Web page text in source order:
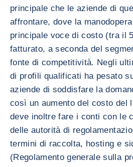
principale che le aziende di
affrontare, dove la
principale voce di costo (tra il
fatturato, a seconda del
fonte di competitività. Negli
di profili qualificati ha pesato
aziende di soddisfare la
così un aumento del costo del
deve inoltre fare i conti con le
delle autorità di
termini di raccolta, hosting e
(Regolamento generale sulla